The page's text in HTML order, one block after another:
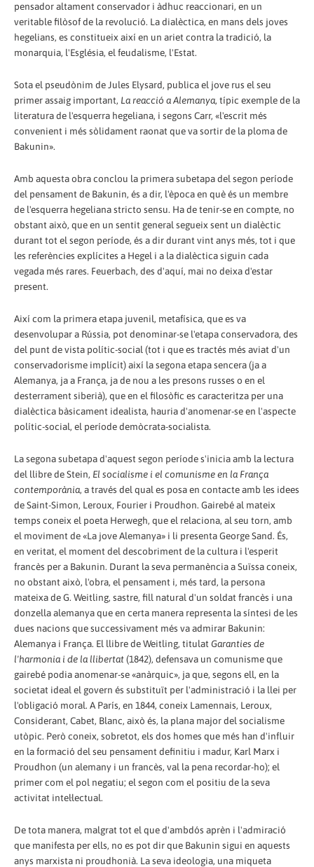
pensador altament conservador i àdhuc reaccionari, en un
veritable filòsof de la revolució. La dialèctica, en mans dels joves
hegelians, es constitueix així en un ariet contra la tradició, la
monarquia, l'Església, el feudalisme, l'Estat.
Sota el pseudònim de Jules Elysard, publica el jove rus el seu
primer assaig important, La reacció a Alemanya, típic exemple de la
literatura de l'esquerra hegeliana, i segons Carr, «l'escrit més
convenient i més sòlidament raonat que va sortir de la ploma de
Bakunin».
Amb aquesta obra conclou la primera subetapa del segon període
del pensament de Bakunin, és a dir, l'època en què és un membre
de l'esquerra hegeliana stricto sensu. Ha de tenir-se en compte, no
obstant això, que en un sentit general segueix sent un dialèctic
durant tot el segon període, és a dir durant vint anys més, tot i que
les referències explícites a Hegel i a la dialèctica siguin cada
vegada més rares. Feuerbach, des d'aquí, mai no deixa d'estar
present.
Així com la primera etapa juvenil, metafísica, que es va
desenvolupar a Rússia, pot denominar-se l'etapa conservadora, des
del punt de vista polític-social (tot i que es tractés més aviat d'un
conservadorisme implícit) així la segona etapa sencera (ja a
Alemanya, ja a França, ja de nou a les presons russes o en el
desterrament siberià), que en el filosòfic es caracteritza per una
dialèctica bàsicament idealista, hauria d'anomenar-se en l'aspecte
polític-social, el període demòcrata-socialista.
La segona subetapa d'aquest segon període s'inicia amb la lectura
del llibre de Stein, El socialisme i el comunisme en la França
contemporània, a través del qual es posa en contacte amb les idees
de Saint-Simon, Leroux, Fourier i Proudhon. Gairebé al mateix
temps coneix el poeta Herwegh, que el relaciona, al seu torn, amb
el moviment de «La jove Alemanya» i li presenta George Sand. És,
en veritat, el moment del descobriment de la cultura i l'esperit
francès per a Bakunin. Durant la seva permanència a Suïssa coneix,
no obstant això, l'obra, el pensament i, més tard, la persona
mateixa de G. Weitling, sastre, fill natural d'un soldat francès i una
donzella alemanya que en certa manera representa la síntesi de les
dues nacions que successivament més va admirar Bakunin:
Alemanya i França. El llibre de Weitling, titulat Garanties de
l'harmonia i de la llibertat(1842), defensava un comunisme que
gairebé podia anomenar-se «anàrquic», ja que, segons ell, en la
societat ideal el govern és substituït per l'administració i la llei per
l'obligació moral. A París, en 1844, coneix Lamennais, Leroux,
Considerant, Cabet, Blanc, això és, la plana major del socialisme
utòpic. Però coneix, sobretot, els dos homes que més han d'influir
en la formació del seu pensament definitiu i madur, Karl Marx i
Proudhon (un alemany i un francès, val la pena recordar-ho); el
primer com el pol negatiu; el segon com el positiu de la seva
activitat intel·lectual.
De tota manera, malgrat tot el que d'ambdós aprèn i l'admiració
que manifesta per ells, no es pot dir que Bakunin sigui en aquests
anys marxista ni proudhonià. La seva ideologia, una miqueta